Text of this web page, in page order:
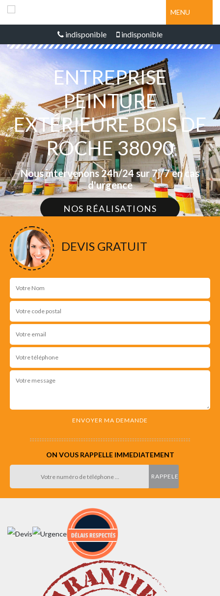
MENU
indisponible indisponible
ENTREPRISE
PEINTURE
EXTÉRIEURE BOIS DE
ROCHE 38090
Nous intervenons 24h/24 sur 7j/7 en cas
d'urgence
NOS RÉALISATIONS
DEVIS GRATUIT
ON VOUS RAPPELLE IMMEDIATEMENT